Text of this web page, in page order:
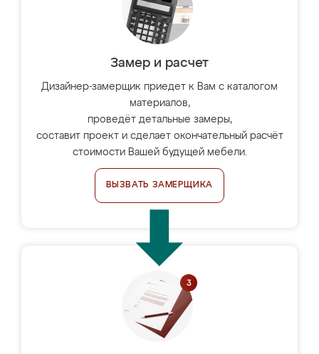
Замер и расчет
Дизайнер-замерщик приедет к Вам с каталогом
материалов,
проведёт детальные замеры,
составит проект и сделает окончательный расчёт
стоимости Вашей будущей мебели.
ВЫЗВАТЬ ЗАМЕРЩИКА